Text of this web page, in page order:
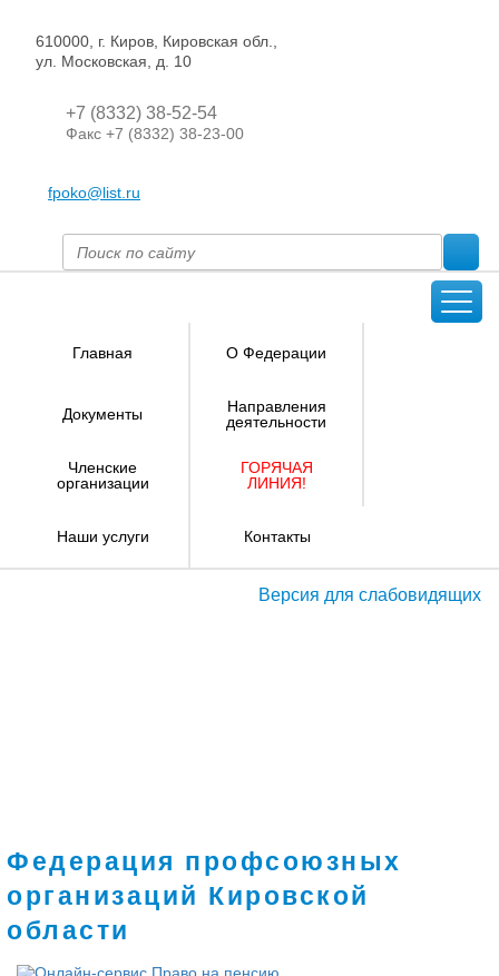
610000, г. Киров, Кировская обл.,
ул. Московская, д. 10
+7 (8332) 38-52-54
Факс +7 (8332) 38-23-00
fpoko@list.ru
Главная О Федерации
Документы
Направления
деятельности
Членские
организации
ГОРЯЧАЯ
ЛИНИЯ!
Наши услуги Контакты
Версия для слабовидящих
Федерация профсоюзных
организаций Кировской
области